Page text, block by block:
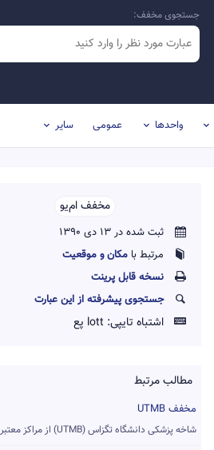
جستجوی مخفف:
واحدها عمومی سایر
مخفف ام‌یو‌‌
ثبت شده در 13 دی 1390
مرتبط با مکان و موقعیت
نسخه قابل پرينت
جستجوی پیشرفته از این عبارت
اشتباه تایپی: lott پع
مطالب مرتبط
مخفف UTMB